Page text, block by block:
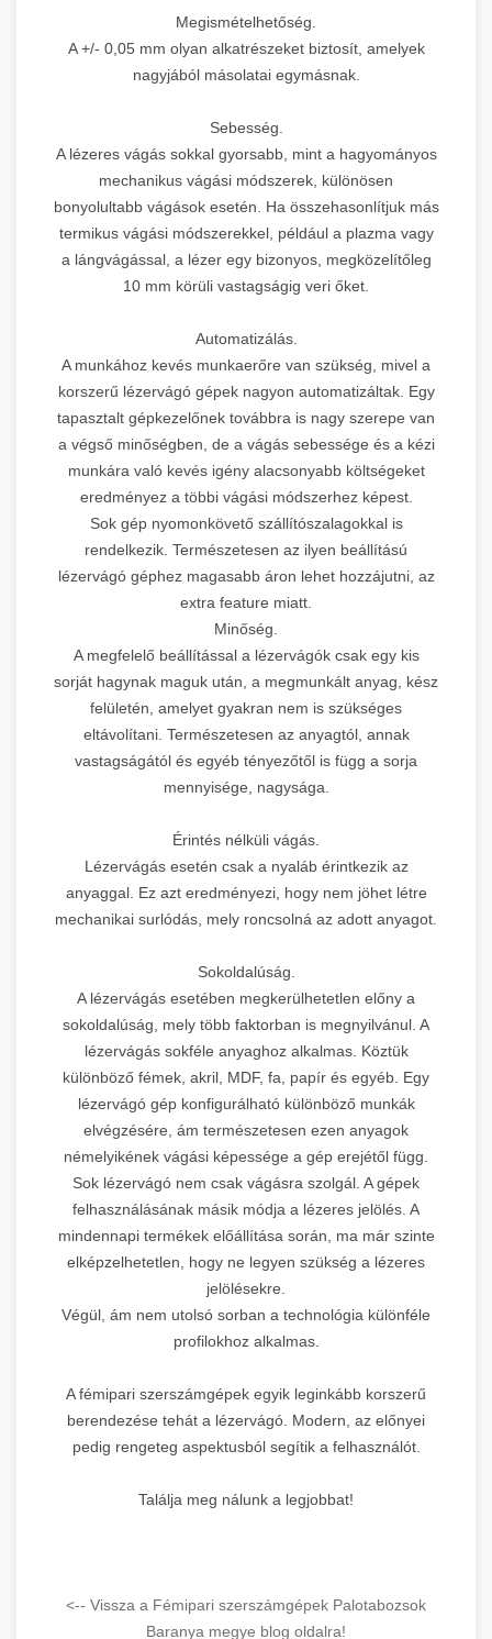
Megismételhetőség.
A +/- 0,05 mm olyan alkatrészeket biztosít, amelyek
nagyjából másolatai egymásnak.
Sebesség.
A lézeres vágás sokkal gyorsabb, mint a hagyományos
mechanikus vágási módszerek, különösen
bonyolultabb vágások esetén. Ha összehasonlítjuk más
termikus vágási módszerekkel, például a plazma vagy
a lángvágással, a lézer egy bizonyos, megközelítőleg
10 mm körüli vastagságig veri őket.
Automatizálás.
A munkához kevés munkaerőre van szükség, mivel a
korszerű lézervágó gépek nagyon automatizáltak. Egy
tapasztalt gépkezelőnek továbbra is nagy szerepe van
a végső minőségben, de a vágás sebessége és a kézi
munkára való kevés igény alacsonyabb költségeket
eredményez a többi vágási módszerhez képest.
Sok gép nyomonkövető szállítószalagokkal is
rendelkezik. Természetesen az ilyen beállítású
lézervágó géphez magasabb áron lehet hozzájutni, az
extra feature miatt.
Minőség.
A megfelelő beállítással a lézervágók csak egy kis
sorját hagynak maguk után, a megmunkált anyag, kész
felületén, amelyet gyakran nem is szükséges
eltávolítani. Természetesen az anyagtól, annak
vastagságától és egyéb tényezőtől is függ a sorja
mennyisége, nagysága.
Érintés nélküli vágás.
Lézervágás esetén csak a nyaláb érintkezik az
anyaggal. Ez azt eredményezi, hogy nem jöhet létre
mechanikai surlódás, mely roncsolná az adott anyagot.
Sokoldalúság.
A lézervágás esetében megkerülhetetlen előny a
sokoldalúság, mely több faktorban is megnyilvánul. A
lézervágás sokféle anyaghoz alkalmas. Köztük
különböző fémek, akril, MDF, fa, papír és egyéb. Egy
lézervágó gép konfigurálható különböző munkák
elvégzésére, ám természetesen ezen anyagok
némelyikének vágási képessége a gép erejétől függ.
Sok lézervágó nem csak vágásra szolgál. A gépek
felhasználásának másik módja a lézeres jelölés. A
mindennapi termékek előállítása során, ma már szinte
elképzelhetetlen, hogy ne legyen szükség a lézeres
jelölésekre.
Végül, ám nem utolsó sorban a technológia különféle
profilokhoz alkalmas.
A fémipari szerszámgépek egyik leginkább korszerű
berendezése tehát a lézervágó. Modern, az előnyei
pedig rengeteg aspektusból segítik a felhasználót.
Találja meg nálunk a legjobbat!
<-- Vissza a Fémipari szerszámgépek Palotabozsok
Baranya megye blog oldalra!